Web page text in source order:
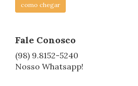
como chegar
Fale Conosco
(98) 9.8152-5240
Nosso Whatsapp!